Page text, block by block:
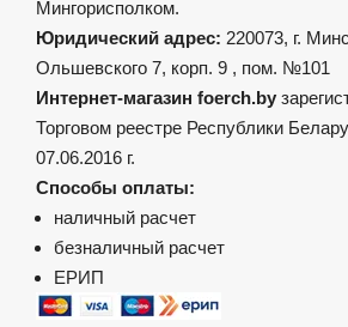
Мингорисполком.
Юридический адрес: 220073, г.
Ольшевского 7, корп. 9 , пом. №101
Интернет-магазин foerch.by
Торговом реестре Республики
07.06.2016 г.
Способы оплаты:
наличный расчет
безналичный расчет
ЕРИП